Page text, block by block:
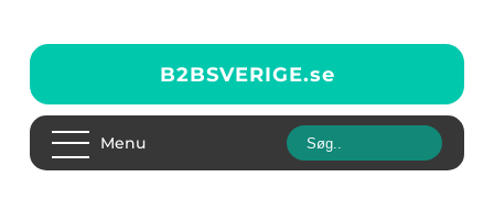
B2BSVERIGE.se
Menu